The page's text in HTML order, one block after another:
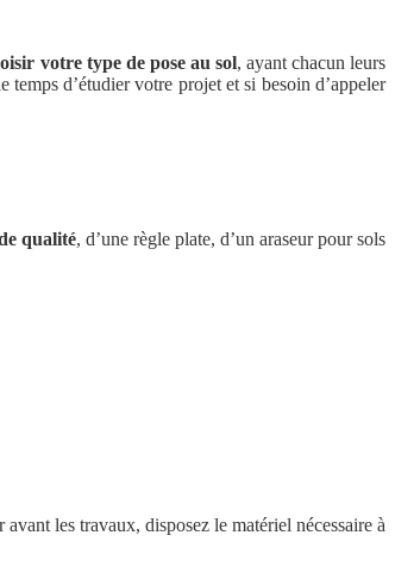
votre type de pose au sol, ayant chacun leurs
d’étudier votre projet et si besoin d’appeler
qualité, d’une règle plate, d’un araseur pour sols
les travaux, disposez le matériel nécessaire à